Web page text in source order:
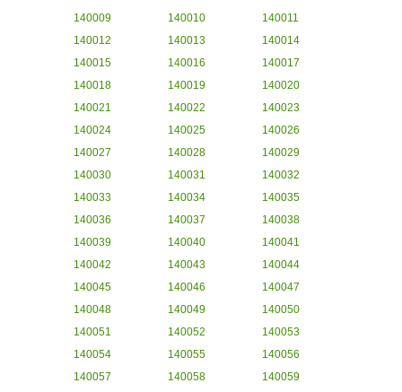
140009
140010
140011
140012
140013
140014
140015
140016
140017
140018
140019
140020
140021
140022
140023
140024
140025
140026
140027
140028
140029
140030
140031
140032
140033
140034
140035
140036
140037
140038
140039
140040
140041
140042
140043
140044
140045
140046
140047
140048
140049
140050
140051
140052
140053
140054
140055
140056
140057
140058
140059